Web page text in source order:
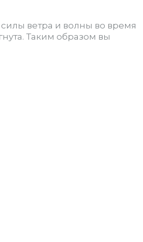
ветра и волны во время
Таким образом вы